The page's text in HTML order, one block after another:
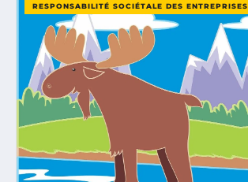
RESPONSABILITÉ SOCIÉTALE DES ENTREPRISES